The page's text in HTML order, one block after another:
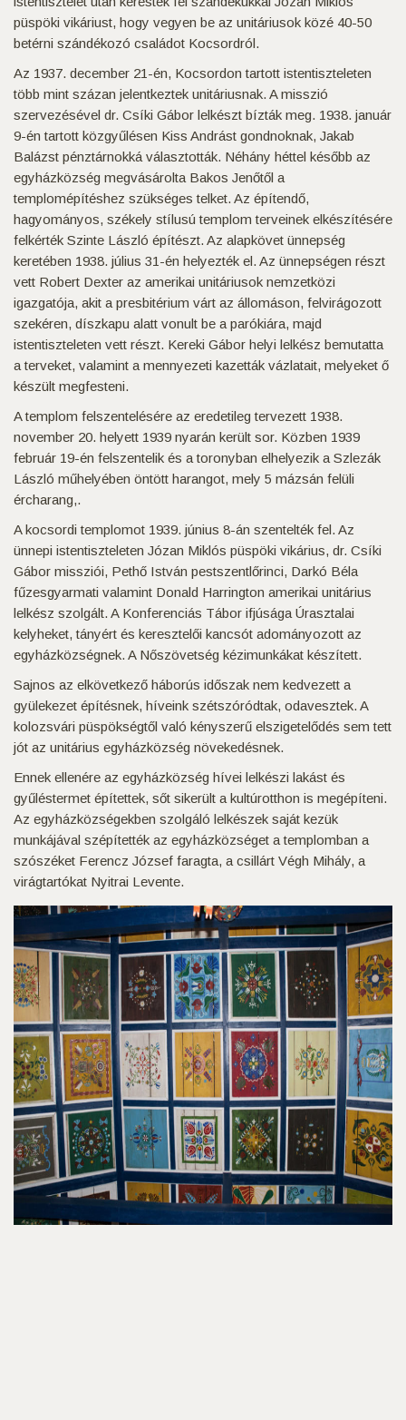
püspöki vikáriust, hogy vegyen be az unitáriusok közé 40-50
betérni szándékozó családot Kocsordról.
Az 1937. december 21-én, Kocsordon tartott istentiszteleten
több mint százan jelentkeztek unitáriusnak. A misszió
szervezésével dr. Csíki Gábor lelkészt bízták meg. 1938. január
9-én tartott közgyűlésen Kiss Andrást gondnoknak, Jakab
Balázst pénztárnokká választották. Néhány héttel később az
egyházközség megvásárolta Bakos Jenőtől a
templomépítéshez szükséges telket. Az építendő,
hagyományos, székely stílusú templom terveinek elkészítésére
felkérték Szinte László építészt. Az alapkövet ünnepség
keretében 1938. július 31-én helyezték el. Az ünnepségen részt
vett Robert Dexter az amerikai unitáriusok nemzetközi
igazgatója, akit a presbitérium várt az állomáson, felvirágozott
szekéren, díszkapu alatt vonult be a parókiára, majd
istentiszteleten vett részt. Kereki Gábor helyi lelkész bemutatta
a terveket, valamint a mennyezeti kazetták vázlatait, melyeket ő
készült megfesteni.
A templom felszentelésére az eredetileg tervezett 1938.
november 20. helyett 1939 nyarán került sor. Közben 1939
február 19-én felszentelik és a toronyban elhelyezik a Szlezák
László műhelyében öntött harangot, mely 5 mázsán felüli
ércharang,.
A kocsordi templomot 1939. június 8-án szentelték fel. Az
ünnepi istentiszteleten Józan Miklós püspöki vikárius, dr. Csíki
Gábor missziói, Pethő István pestszentlőrinci, Darkó Béla
fűzesgyarmati valamint Donald Harrington amerikai unitárius
lelkész szolgált. A Konferenciás Tábor ifjúsága Úrasztalai
kelyheket, tányért és keresztelői kancsót adományozott az
egyházközségnek. A Nőszövetség kézimunkákat készített.
Sajnos az elkövetkező háborús időszak nem kedvezett a
gyülekezet építésnek, híveink szétszóródtak, odavesztek. A
kolozsvári püspökségtől való kényszerű elszigetelődés sem tett
jót az unitárius egyházközség növekedésnek.
Ennek ellenére az egyházközség hívei lelkészi lakást és
gyűléstermet építettek, sőt sikerült a kultúrotthon is megépíteni.
Az egyházközségekben szolgáló lelkészek saját kezük
munkájával szépítették az egyházközséget a templomban a
szószéket Ferencz József faragta, a csillárt Végh Mihály, a
virágtartókat Nyitrai Levente.